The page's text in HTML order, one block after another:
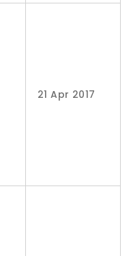
21 Apr 2017